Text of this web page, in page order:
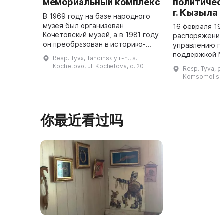
мемориальный комплекс
В 1969 году на базе народного
музея был организован
Кочетовский музей, а в 1981 году
он преобразован в историко-
качестве филиала Национального
музея Республики Тыва. До этого
Resp. Tyva, Tandinskiy r-n., s.
Kochetovo, ul. Kochetova, d. 20
г. Кызыла
16 февраля
управлению
поддержкой
благодаря
Resp. Tyva,
你最近看过吗